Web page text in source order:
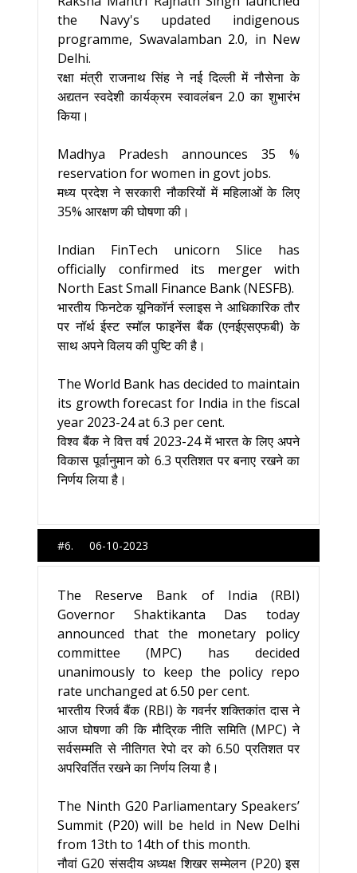
the Navy's updated indigenous
programme, Swavalamban 2.0, in New
Delhi.
रक्षा मंत्री राजनाथ सिंह ने नई दिल्ली में नौसेना के
अद्यतन स्वदेशी कार्यक्रम स्वावलंबन 2.0 का शुभारंभ
किया।
Madhya Pradesh announces 35 %
reservation for women in govt jobs.
मध्य प्रदेश ने सरकारी नौकरियों में महिलाओं के लिए
35% आरक्षण की घोषणा की।
Indian FinTech unicorn Slice has
officially confirmed its merger with
North East Small Finance Bank (NESFB).
भारतीय फिनटेक यूनिकॉर्न स्लाइस ने आधिकारिक तौर
पर नॉर्थ ईस्ट स्मॉल फाइनेंस बैंक (एनईएसएफबी) के
साथ अपने विलय की पुष्टि की है।
The World Bank has decided to maintain
its growth forecast for India in the fiscal
year 2023-24 at 6.3 per cent.
विश्व बैंक ने वित्त वर्ष 2023-24 में भारत के लिए अपने
विकास पूर्वानुमान को 6.3 प्रतिशत पर बनाए रखने का
निर्णय लिया है।
#6. 06-10-2023
The Reserve Bank of India (RBI)
Governor Shaktikanta Das today
announced that the monetary policy
committee (MPC) has decided
unanimously to keep the policy repo
rate unchanged at 6.50 per cent.
भारतीय रिजर्व बैंक (RBI) के गवर्नर शक्तिकांत दास ने
आज घोषणा की कि मौद्रिक नीति समिति (MPC) ने
सर्वसम्मति से नीतिगत रेपो दर को 6.50 प्रतिशत पर
अपरिवर्तित रखने का निर्णय लिया है।
The Ninth G20 Parliamentary Speakers’
Summit (P20) will be held in New Delhi
from 13th to 14th of this month.
नौवां G20 संसदीय अध्यक्ष शिखर सम्मेलन (P20) इस